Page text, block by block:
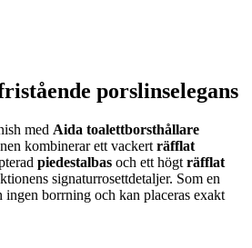
porslinselegans
med Aida toalettborsthållare
kombinerar ett vackert räfflat
piedestalbas och ett högt räfflat
signaturrosettdetaljer. Som en
ingen borrning och kan placeras exakt